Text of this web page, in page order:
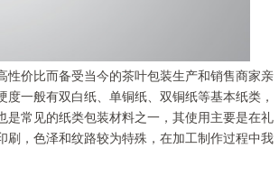
价比而备受当今的茶叶包装生产和销售商家亲
一般有双白纸、单铜纸、双铜纸等基本纸类，
常见的纸类包装材料之一，其使用主要是在礼
，色泽和纹路较为特殊，在加工制作过程中我